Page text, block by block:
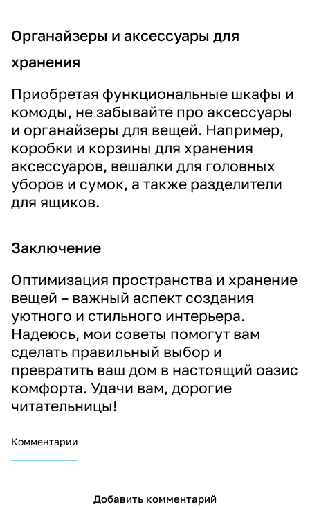
Органайзеры и аксессуары для
хранения
Приобретая функциональные шкафы и
комоды, не забывайте про аксессуары
и органайзеры для вещей. Например,
коробки и корзины для хранения
аксессуаров, вешалки для головных
уборов и сумок, а также разделители
для ящиков.
Заключение
Оптимизация пространства и хранение
вещей – важный аспект создания
уютного и стильного интерьера.
Надеюсь, мои советы помогут вам
сделать правильный выбор и
превратить ваш дом в настоящий оазис
комфорта. Удачи вам, дорогие
читательницы!
Комментарии
Добавить комментарий